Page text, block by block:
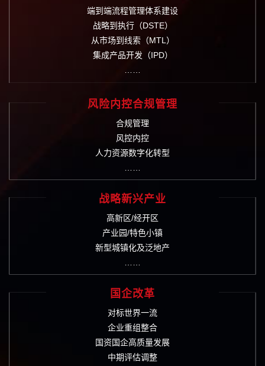
端到端流程管理体系建设
战略到执行（DSTE）
从市场到线索（MTL）
集成产品开发（IPD）
……
风险内控合规管理
合规管理
风控内控
人力资源数字化转型
……
战略新兴产业
高新区/经开区
产业园/特色小镇
新型城镇化及泛地产
……
国企改革
对标世界一流
企业重组整合
国资国企高质量发展
中期评估调整